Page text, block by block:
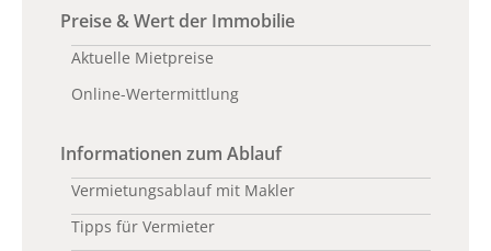
Preise & Wert der Immobilie
Aktuelle Mietpreise
Online-Wertermittlung
Informationen zum Ablauf
Vermietungsablauf mit Makler
Tipps für Vermieter